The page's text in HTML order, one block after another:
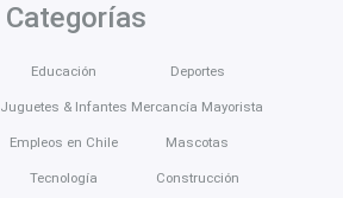
Categorías
Educación
Juguetes & Infantes
Empleos en Chile
Tecnología
Deportes
Mercancía Mayorista
Mascotas
Construcción